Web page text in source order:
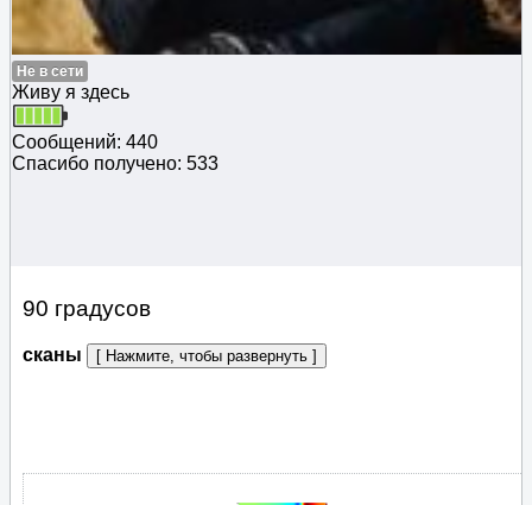
Не в сети
Живу я здесь
Сообщений: 440
Спасибо получено: 533
90 градусов
сканы